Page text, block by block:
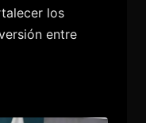
los
entre